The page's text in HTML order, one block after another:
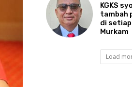
KGKS
tambah
di setiap
Murkam
Load